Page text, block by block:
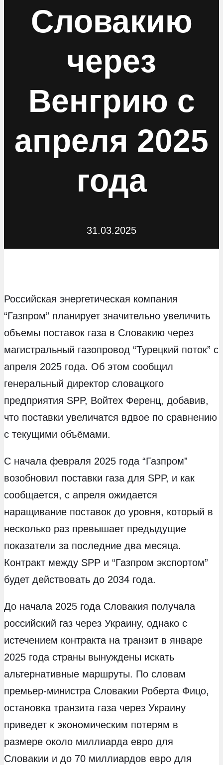
Словакию
через
Венгрию с
апреля 2025
года
31.03.2025
Российская энергетическая компания
“Газпром” планирует значительно увеличить
объемы поставок газа в Словакию через
магистральный газопровод “Турецкий поток” с
апреля 2025 года. Об этом сообщил
генеральный директор словацкого
предприятия SPP, Войтех Ференц, добавив,
что поставки увеличатся вдвое по сравнению
с текущими объёмами.
С начала февраля 2025 года “Газпром”
возобновил поставки газа для SPP, и как
сообщается, с апреля ожидается
наращивание поставок до уровня, который в
несколько раз превышает предыдущие
показатели за последние два месяца.
Контракт между SPP и “Газпром экспортом”
будет действовать до 2034 года.
До начала 2025 года Словакия получала
российский газ через Украину, однако с
истечением контракта на транзит в январе
2025 года страны вынуждены искать
альтернативные маршруты. По словам
премьер-министра Словакии Роберта Фицо,
остановка транзита газа через Украину
приведет к экономическим потерям в
размере около миллиарда евро для
Словакии и до 70 миллиардов евро для